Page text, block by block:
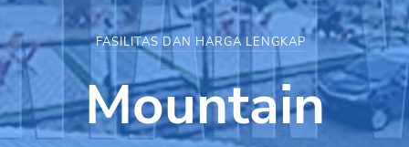
FASILITAS DAN HARGA LENGKAP
Mountain